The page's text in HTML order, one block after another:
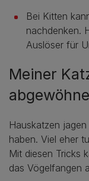
Bei Kitten
nachdenken.
Auslöser für
Meiner
Hauskatzen
haben. Viel eher
Mit diesen Tricks
das Vögelfangen